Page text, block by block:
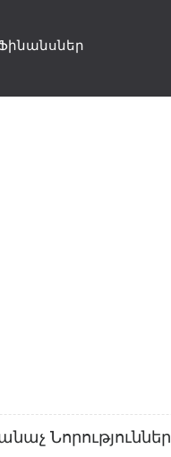
Նորություններ